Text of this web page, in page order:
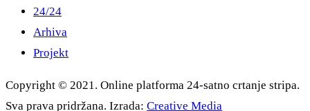
24/24
Arhiva
Projekt
Copyright © 2021. Online platforma 24-satno crtanje stripa.
Sva prava pridržana. Izrada: Creative Media